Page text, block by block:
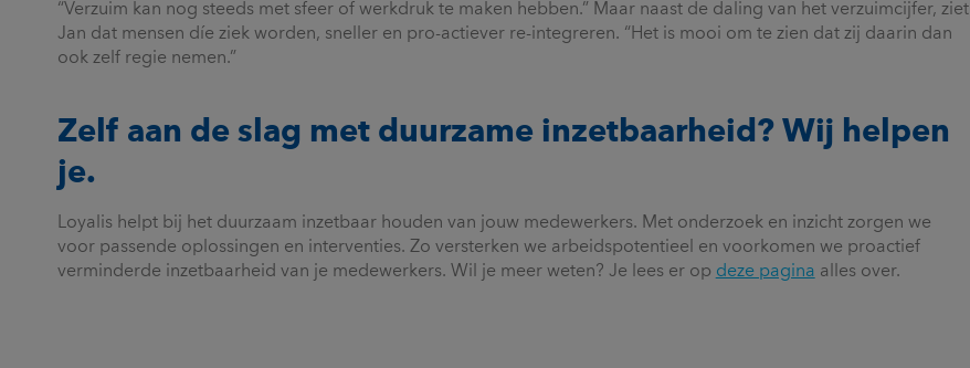
“Verzuim kan nog steeds met sfeer of werkdruk te maken hebben.” Maar naast de daling van het verzuimcijfer, ziet
Jan dat mensen díe ziek worden, sneller en pro-actiever re-integreren. “Het is mooi om te zien dat zij daarin dan
ook zelf regie nemen.”
Zelf aan de slag met duurzame inzetbaarheid? Wij helpen
je.
Loyalis helpt bij het duurzaam inzetbaar houden van jouw medewerkers. Met onderzoek en inzicht zorgen we
voor passende oplossingen en interventies. Zo versterken we arbeidspotentieel en voorkomen we proactief
verminderde inzetbaarheid van je medewerkers. Wil je meer weten? Je lees er op deze pagina alles over.